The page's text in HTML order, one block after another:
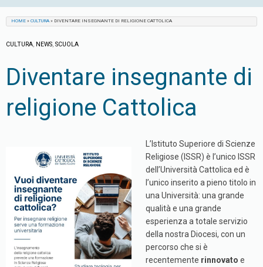
HOME » CULTURA » DIVENTARE INSEGNANTE DI RELIGIONE CATTOLICA
CULTURA, NEWS, SCUOLA
Diventare insegnante di
religione Cattolica
L’Istituto Superiore di Scienze
Religiose (ISSR) è l’unico ISSR
dell’Università Cattolica ed è
l’unico inserito a pieno titolo in
una Università: una grande
qualità e una grande
esperienza a totale servizio
della nostra Diocesi, con un
percorso che si è
recentemente rinnovato e